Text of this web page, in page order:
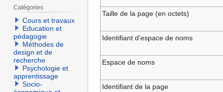
Taille de la page (en octets)
Identifiant dʼespace de noms
Espace de noms
Identifiant de la page
Catégories
Cours et travaux
Education et
pédagogie
Méthodes de
design et de
recherche
Psychologie et
apprentissage
Socio-